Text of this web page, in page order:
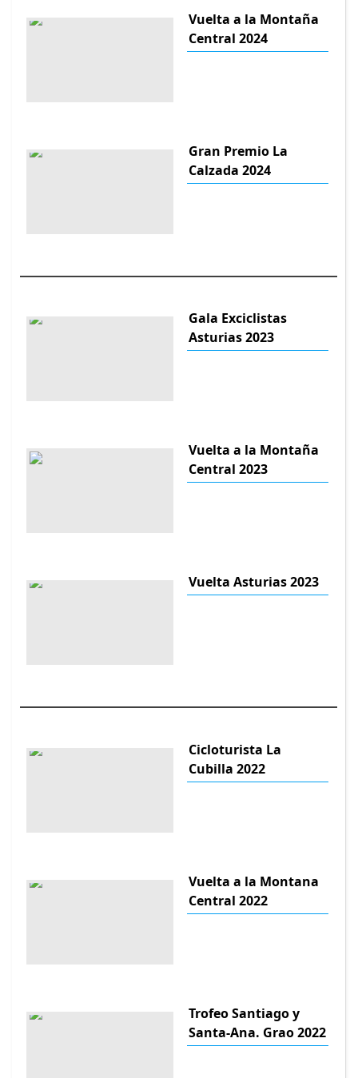
Vuelta a la Montaña
Central 2024
Gran Premio La
Calzada 2024
Gala Exciclistas
Asturias 2023
Vuelta a la Montaña
Central 2023
Vuelta Asturias 2023
Cicloturista La
Cubilla 2022
Vuelta a la Montana
Central 2022
Trofeo Santiago y
Santa-Ana. Grao 2022